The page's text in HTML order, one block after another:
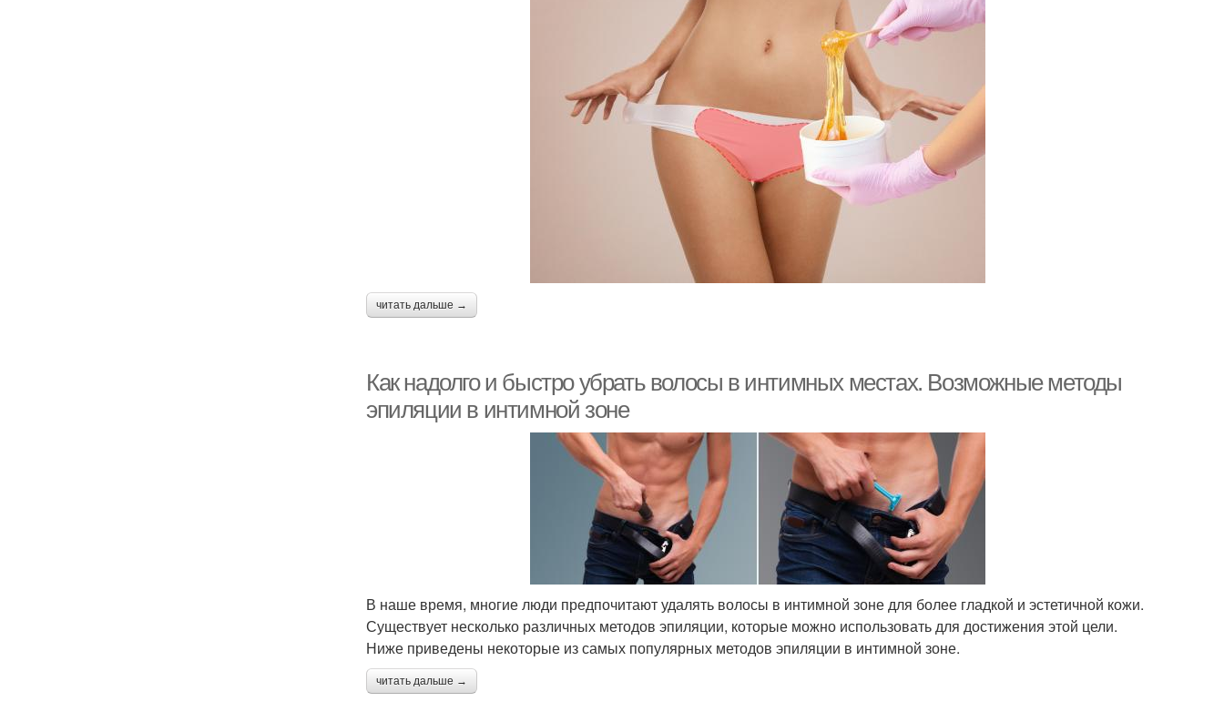
читать дальше →
Как надолго и быстро убрать волосы в интимных местах. Возможные методы
эпиляции в интимной зоне
В наше время, многие люди предпочитают удалять волосы в интимной зоне для более гладкой и эстетичной кожи.
Существует несколько различных методов эпиляции, которые можно использовать для достижения этой цели.
Ниже приведены некоторые из самых популярных методов эпиляции в интимной зоне.
читать дальше →